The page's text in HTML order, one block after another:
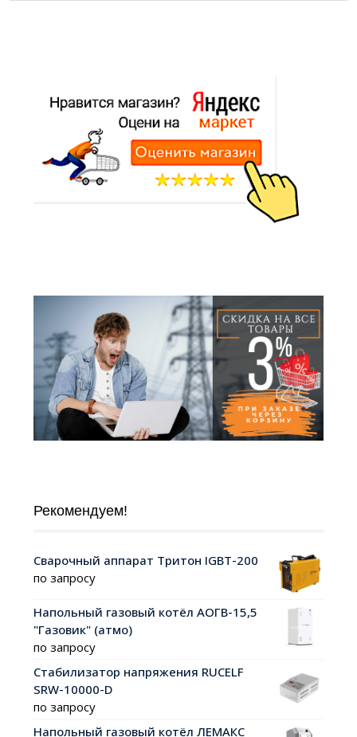
Рекомендуем!
Сварочный аппарат Тритон IGBT-200
по запросу
Напольный газовый котёл АОГВ-15,5
"Газовик" (атмо)
по запросу
Стабилизатор напряжения RUCELF
SRW-10000-D
по запросу
Напольный газовый котёл ЛЕМАКС